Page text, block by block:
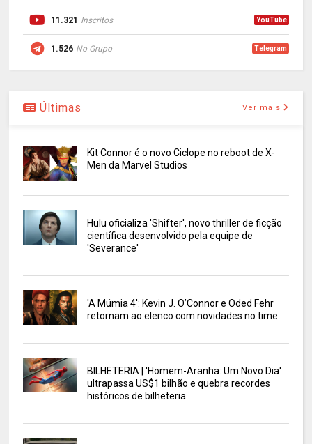
11.321 Inscritos YouTube
1.526 No Grupo Telegram
Últimas Ver mais
Kit Connor é o novo Ciclope no reboot de X-
Men da Marvel Studios
Hulu oficializa 'Shifter', novo thriller de ficção
científica desenvolvido pela equipe de
'Severance'
'A Múmia 4': Kevin J. O’Connor e Oded Fehr
retornam ao elenco com novidades no time
BILHETERIA | 'Homem-Aranha: Um Novo Dia'
ultrapassa US$1 bilhão e quebra recordes
históricos de bilheteria